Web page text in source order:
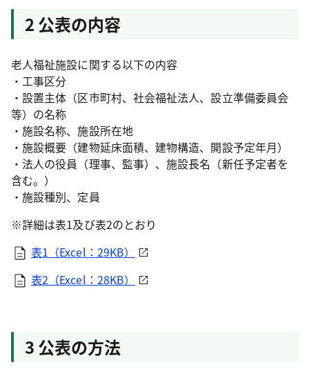
2 公表の内容
老人福祉施設に関する以下の内容
・工事区分
・設置主体（区市町村、社会福祉法人、設立準備委員会
等）の名称
・施設名称、施設所在地
・施設概要（建物延床面積、建物構造、開設予定年月）
・法人の役員（理事、監事）、施設長名（新任予定者を
含む。）
・施設種別、定員
※詳細は表1及び表2のとおり
表1（Excel：29KB）
表2（Excel：28KB）
3 公表の方法